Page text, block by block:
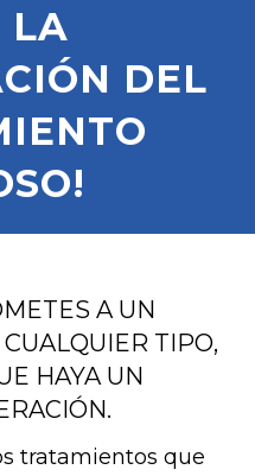
LA
DEL
A UN
TIPO,
HAYA UN
tratamientos que